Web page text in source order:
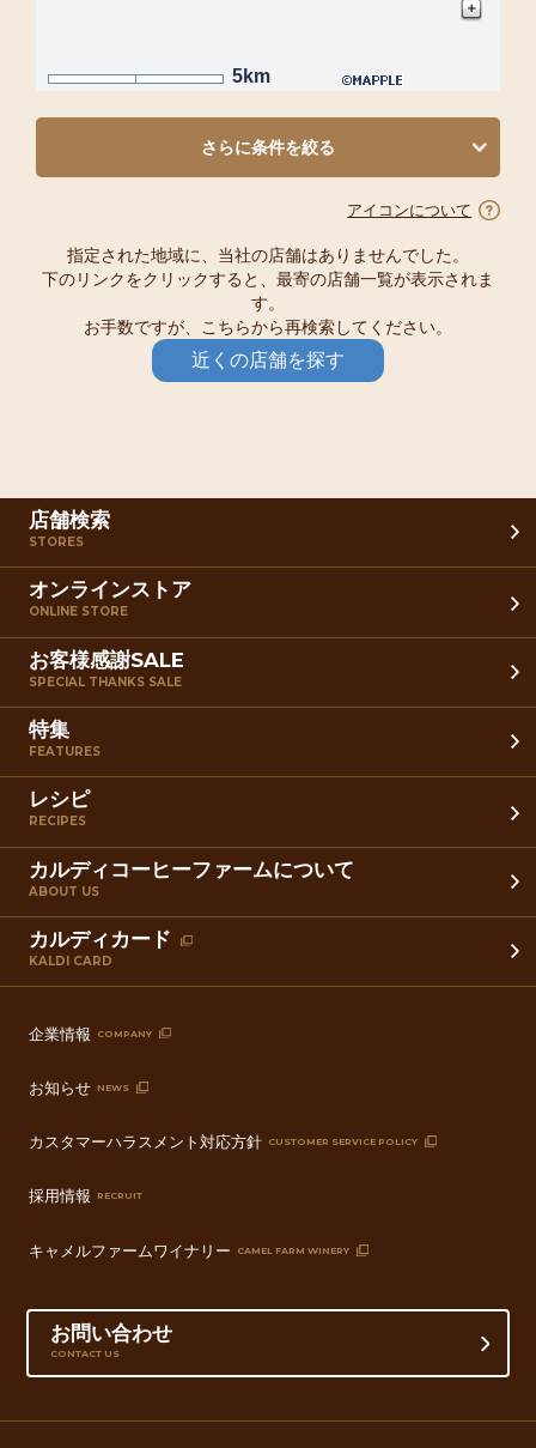
5km
さらに条件を絞る
アイコンについて
指定された地域に、当社の店舗はありませんでした。
下のリンクをクリックすると、最寄の店舗一覧が表示されま
す。
お手数ですが、こちらから再検索してください。
近くの店舗を探す
店舗検索
STORES
オンラインストア
ONLINE STORE
お客様感謝SALE
SPECIAL THANKS SALE
特集
FEATURES
レシピ
RECIPES
カルディコーヒーファームについて
ABOUT US
カルディカード
KALDI CARD
企業情報 COMPANY
お知らせ NEWS
カスタマーハラスメント対応方針 CUSTOMER SERVICE POLICY
採用情報 RECRUIT
キャメルファームワイナリー CAMEL FARM WINERY
お問い合わせ
CONTACT US